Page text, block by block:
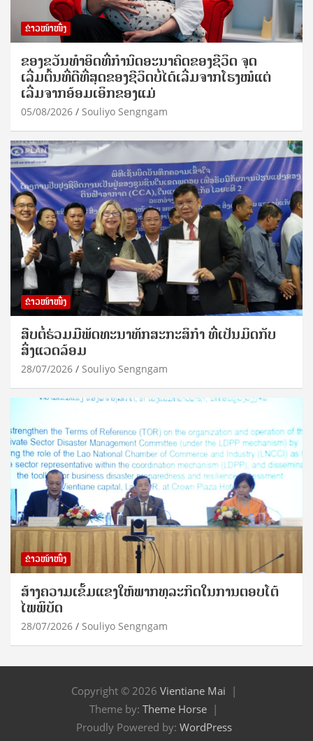
ຂ່າວໜ້າໜຶ່ງ
ຂອງຂວັນທໍາອິດທີ່ກໍານົດອະນາຄົດຂອງຊີວິດ ຈຸດ
ເລີ່ມຕົ້ນທີ່ດີທີ່ສຸດຂອງຊີວິດບໍ່ໄດ້ເລີ່ມຈາກໂຮງໝໍແຕ່
ເລີ່ມຈາກອ້ອມເອິກຂອງແມ່
05/08/2026 Souliyo Sengngam
ຂ່າວໜ້າໜຶ່ງ
ສືບຕໍ່ຮ່ວມມືພັດທະນາທັກສະກະສິກຳ ທີ່ເປັນມິດກັບ
ສິ່ງແວດລ້ອມ
28/07/2026 Souliyo Sengngam
ຂ່າວໜ້າໜຶ່ງ
ສ້າງຄວາມເຂັ້ມແຂງໃຫ້ພາກທຸລະກິດໃນການຕອບໂຕ້
ໄພພິບັດ
28/07/2026 Souliyo Sengngam
Copyright © 2026 Vientiane Mai
Theme by: Theme Horse
Proudly Powered by: WordPress